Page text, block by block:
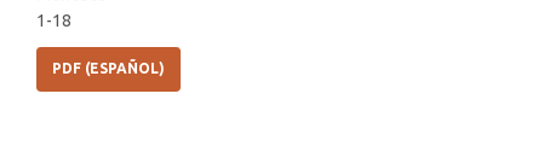
1-18
PDF (ESPAÑOL)